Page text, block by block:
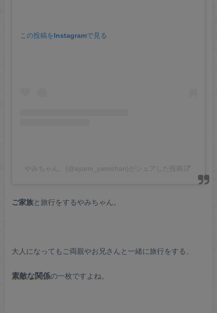
この投稿をInstagramで見る
やみちゃん。(@ayami_yamichan)がシェアした投稿
ご家族と旅行をするやみちゃん。
大人になってもご両親やお兄さんと一緒に旅行をする、
素敵な関係の一枚ですよね。